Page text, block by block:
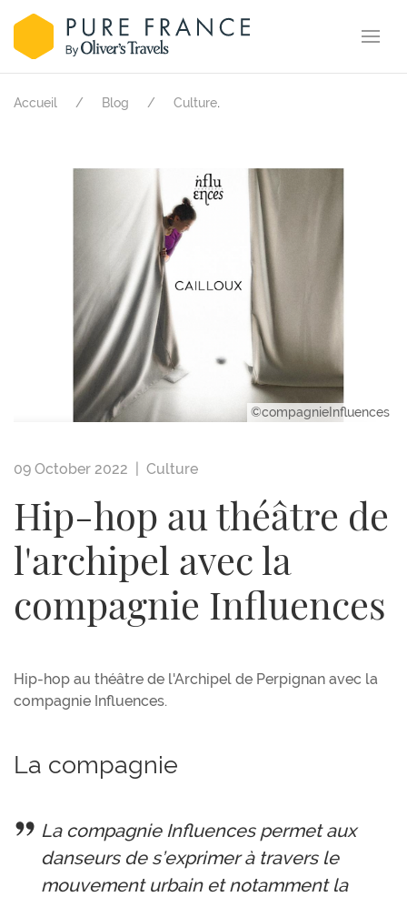
Accueil Blog Culture.
©compagnieInfluences
09 October 2022 | Culture
Hip-hop au théâtre de
l'archipel avec la
compagnie Influences
Hip-hop au théâtre de l'Archipel de Perpignan avec la
compagnie Influences.
La compagnie
La compagnie Influences permet aux
danseurs de s’exprimer à travers le
mouvement urbain et notamment la